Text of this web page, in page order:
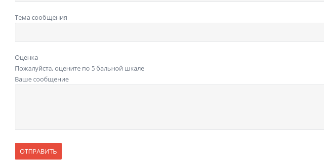
Тема сообщения
Оценка
Пожалуйста, оцените по 5 бальной шкале
Ваше сообщение